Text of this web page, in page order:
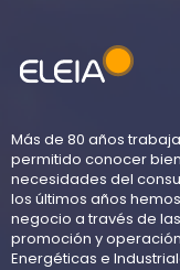
Más de 80 años
permitido conocer
necesidades del
los últimos años
negocio a través de
promoción y
Energéticas e